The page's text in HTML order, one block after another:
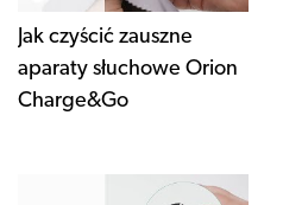
Jak czyścić zauszne
aparaty słuchowe Orion
Charge&Go